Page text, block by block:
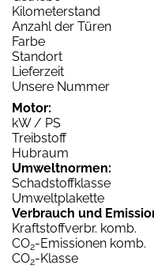
Kilometerstand
Anzahl der Türen
Farbe
Standort
Lieferzeit
Unsere Nummer
Motor:
kW / PS
Treibstoff
Hubraum
Umweltnormen:
Schadstoffklasse
Umweltplakette
Verbrauch und
Kraftstoffverbr. komb.
CO2-Emissionen komb.
CO2-Klasse